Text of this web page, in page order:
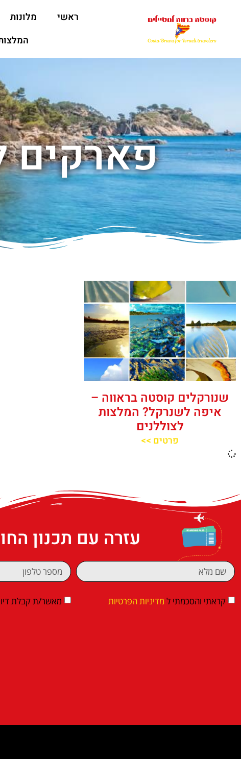
ראשי מלונות
פארקים
שנורקלים קוסטה בראווה –
איפה לשנרקל? המלצות
לצוללנים
פרטים >>
עזרה עם תכנון
קראתי והסכמתי ל מדיניות הפרטיות מאשר/ת קבלת